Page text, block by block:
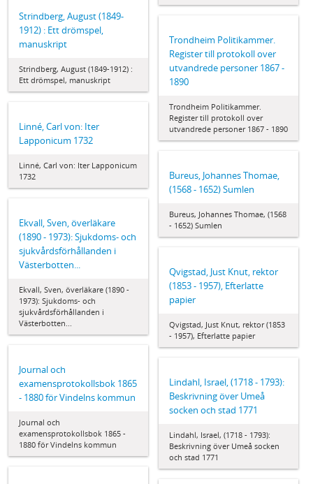
Strindberg, August (1849-
1912) : Ett drömspel,
manuskript
Strindberg, August (1849-1912) :
Ett drömspel, manuskript
Trondheim Politikammer.
Register till protokoll over
utvandrede personer 1867 -
1890
Trondheim Politikammer.
Register till protokoll over
utvandrede personer 1867 - 1890
Linné, Carl von: Iter
Lapponicum 1732
Linné, Carl von: Iter Lapponicum
1732
Bureus, Johannes Thomae,
(1568 - 1652) Sumlen
Bureus, Johannes Thomae, (1568
- 1652) Sumlen
Ekvall, Sven, överläkare
(1890 - 1973): Sjukdoms- och
sjukvårdsförhållanden i
Västerbotten...
Ekvall, Sven, överläkare (1890 -
1973): Sjukdoms- och
sjukvårdsförhållanden i
Västerbotten...
Qvigstad, Just Knut, rektor
(1853 - 1957), Efterlatte
papier
Qvigstad, Just Knut, rektor (1853
- 1957), Efterlatte papier
Journal och
examensprotokollsbok 1865
- 1880 för Vindelns kommun
Journal och
examensprotokollsbok 1865 -
1880 för Vindelns kommun
Lindahl, Israel, (1718 - 1793):
Beskrivning över Umeå
socken och stad 1771
Lindahl, Israel, (1718 - 1793):
Beskrivning över Umeå socken
och stad 1771